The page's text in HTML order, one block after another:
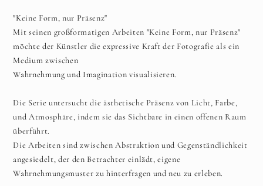
"Keine Form, nur Präsenz"
Mit seinen großformatigen Arbeiten "Keine Form, nur Präsenz"
möchte der Künstler die expressive Kraft der Fotografie als ein
Medium zwischen
Wahrnehmung und Imagination visualisieren.
Die Serie untersucht die ästhetische Präsenz von Licht, Farbe,
und Atmosphäre, indem sie das Sichtbare in einen offenen Raum
überführt.
Die Arbeiten sind zwischen Abstraktion und Gegenständlichkeit
angesiedelt, der den Betrachter einlädt, eigene
Wahrnehmungsmuster zu hinterfragen und neu zu erleben.